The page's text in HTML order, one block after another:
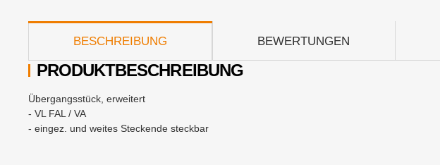
weitere Registerkarten anzeigen
BESCHREIBUNG BEWERTUNGEN
PRODUKTBESCHREIBUNG
Übergangsstück, erweitert
- VL FAL / VA
- eingez. und weites Steckende steckbar